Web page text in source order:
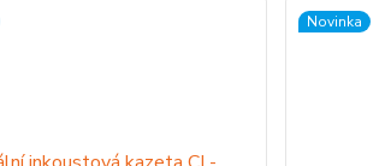
Novinka